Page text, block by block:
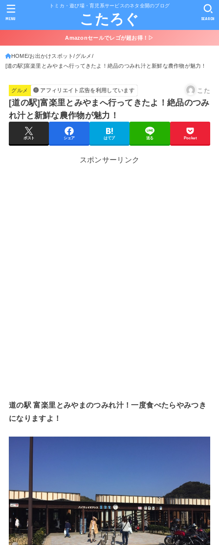
トミカ・遊び場・育児系サービスのネタ全開のブログ
こたろぐ SEARCH
MENU
Amazonセールでレゴが超お得！▷
HOME お出かけスポット グルメ
[道の駅]富楽里とみやまへ行ってきたよ！絶品のつみれ汁と新鮮な農作物が魅力！
グルメ アフィリエイト広告を利用しています こた
[道の駅]富楽里とみやまへ行ってきたよ！絶品のつみ
れ汁と新鮮な農作物が魅力！
ポスト シェア はてブ 送る Pocket
スポンサーリンク
道の駅 富楽里とみやまのつみれ汁！一度食べたらやみつき
になりますよ！